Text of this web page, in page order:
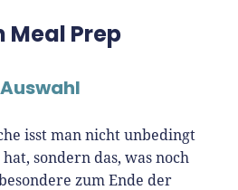
Meal Prep
isst man nicht unbedingt
sondern das, was noch
zum Ende der